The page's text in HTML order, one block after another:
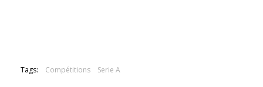
Tags: Compétitions Serie A